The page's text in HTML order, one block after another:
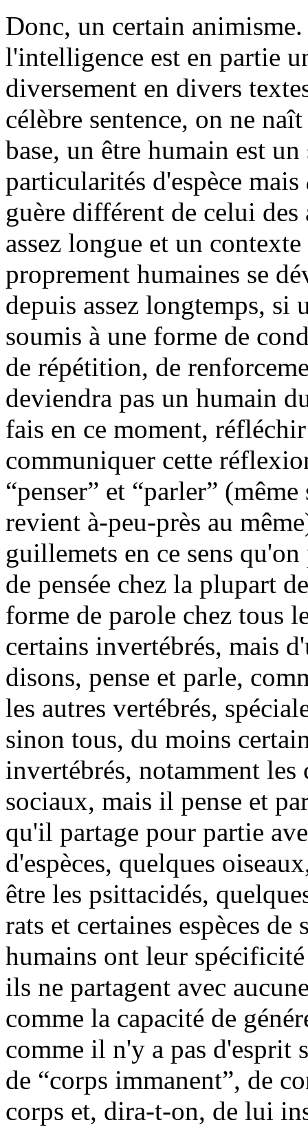
Donc, un certain
l'intelligence est en partie
diversement en divers
célèbre sentence, on ne
base, un être humain est
particularités d'espèce mais
guère différent de celui
assez longue et un
proprement humaines se
depuis assez longtemps, si
soumis à une forme de
de répétition, de
deviendra pas un humain
fais en ce moment,
communiquer cette
“penser” et “parler”
revient à-peu-près au
guillemets en ce sens
de pensée chez la plupart
forme de parole chez tous
certains invertébrés, mais
disons, pense et parle,
les autres vertébrés,
sinon tous, du moins
invertébrés, notamment les
sociaux, mais il pense et
qu'il partage pour partie
d'espèces, quelques
être les psittacidés,
rats et certaines espèces
humains ont leur
ils ne partagent avec
comme la capacité de
comme il n'y a pas d'esprit
de “corps immanent”, de
corps et, dira-t-on, de lui